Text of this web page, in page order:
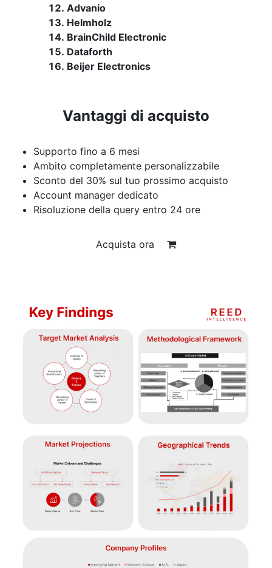
Advanio
Helmholz
BrainChild Electronic
Dataforth
Beijer Electronics
Vantaggi di acquisto
Supporto fino a 6 mesi
Ambito completamente personalizzabile
Sconto del 30% sul tuo prossimo acquisto
Account manager dedicato
Risoluzione della query entro 24 ore
Acquista ora